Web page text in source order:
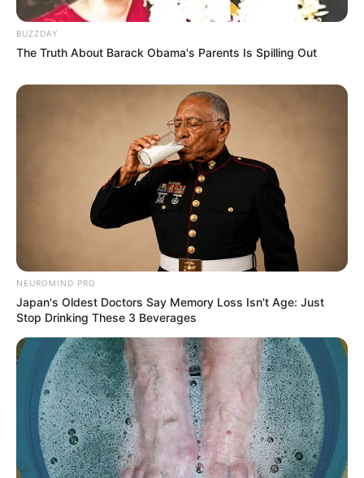
Schifffahrtund derWintersport
. Garantierten Spaß gibt es
aber auch bei der Fahrt mit einemHoverboard
. Und
Kinderausflugszielen
aufgelistet und beschrieben.
Die schönsten Ausflugsziele und
Sehenswürdigkeiten in Deutschland bieten auch
BUZZDAY
The Truth About Barack Obama's Parents Is Spilling Out
NEUROMIND PRO
Japan's Oldest Doctors Say Memory Loss Isn't Age: Just
Stop Drinking These 3 Beverages